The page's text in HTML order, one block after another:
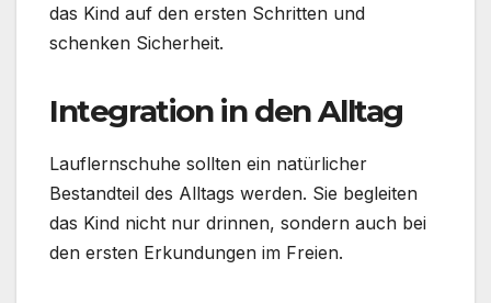
das Kind auf den ersten Schritten und
schenken Sicherheit.
Integration in den Alltag
Lauflernschuhe sollten ein natürlicher
Bestandteil des Alltags werden. Sie begleiten
das Kind nicht nur drinnen, sondern auch bei
den ersten Erkundungen im Freien.